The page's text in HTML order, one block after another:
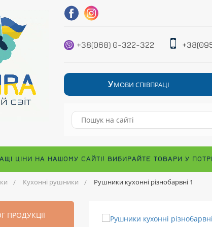
+38(068) 0-322-322
УМОВИ СПІВПРАЦІ
ЦІНИ НА НАШОМУ САЙТІ! ВИБИРАЙТЕ ТОВАРИ У
Кухонні рушники Рушники кухонні різнобарвні 1
ПРОДУКЦІЇ